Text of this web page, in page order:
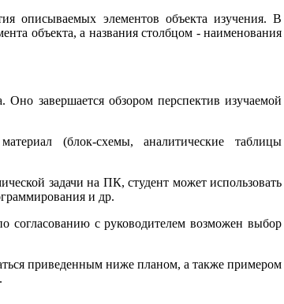
описываемых элементов объекта изучения. В
объекта, а названия столбцом - наименования
Оно завершается обзором перспектив изучаемой
(блок-схемы, аналитические таблицы
задачи на ПК, студент может использовать
и др.
согласованию с руководителем возможен выбор
приведенным ниже планом, а также примером